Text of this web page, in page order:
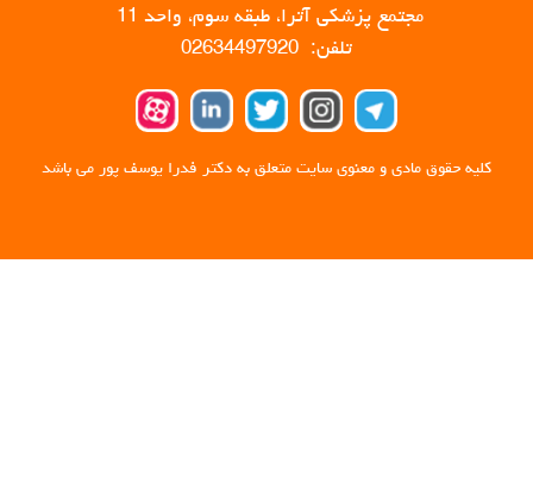
مجتمع پزشکی آترا، طبقه سوم، واحد 11
تلفن: 02634497920
کلیه حقوق مادی و معنوی سایت متعلق به دکتر فدرا یوسف پور می باشد